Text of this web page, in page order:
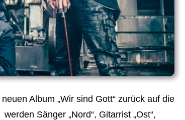
Album „Wir sind Gott“ zurück auf die
Sänger „Nord“, Gitarrist „Ost“,